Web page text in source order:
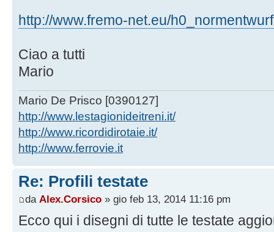
http://www.fremo-net.eu/
Ciao a tutti
Mario
Mario De Prisco [0390127]
http://www.lestagionideitreni.it/
http://www.ricordidirotaie.it/
http://www.ferrovie.it
Re: Profili testate
da Alex.Corsico » gio feb 13, 2014 11:16 pm
Ecco qui i disegni di tutte le testate